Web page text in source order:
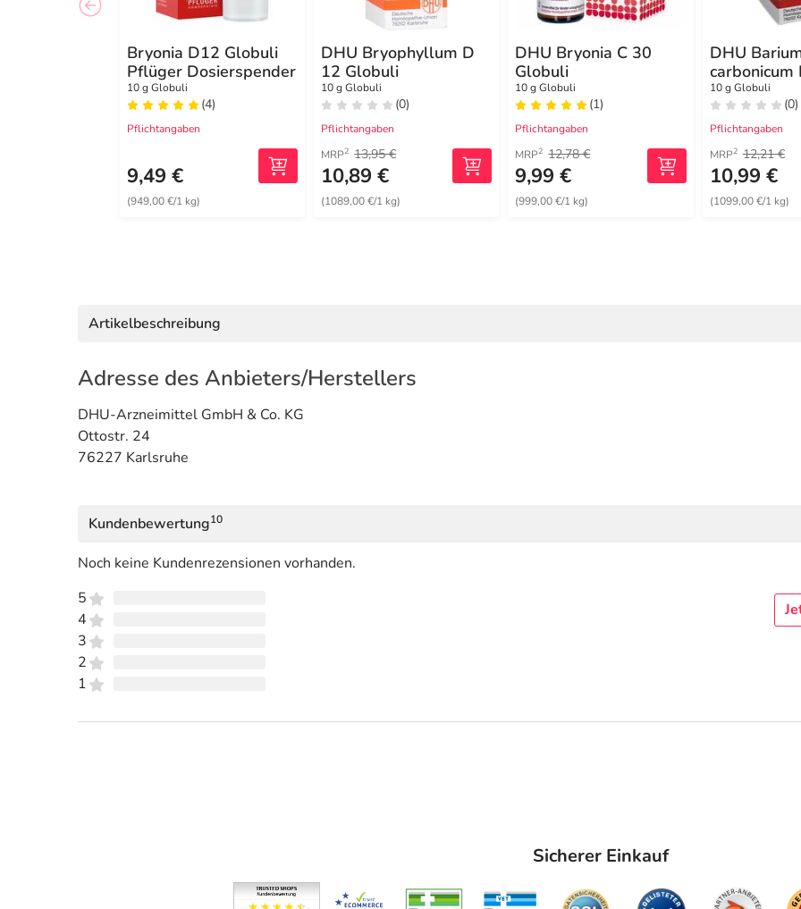
Bryonia D12 Globuli
Pflüger Dosierspender
10 g Globuli
(4)
Pflichtangaben
9,49 €
(949,00 €/1 kg)
DHU Bryophyllum D
12 Globuli
10 g Globuli
(0)
Pflichtangaben
MRP2 13,95 €
10,89 €
(1089,00 €/1 kg)
DHU Bryonia C 30
Globuli
10 g Globuli
(1)
Pflichtangaben
MRP2 12,78 €
9,99 €
(999,00 €/1 kg)
DHU
carbonicum
Globuli
10 g Globuli
(0)
Pflichtangaben
MRP2 12,21 €
10,99 €
(1099,00 €/1 kg)
Artikelbeschreibung
Adresse des Anbieters/Herstellers
DHU-Arzneimittel GmbH & Co. KG
Ottostr. 24
76227 Karlsruhe
Kundenbewertung10
Noch keine Kundenrezensionen vorhanden.
5
4
3
2
1
Sicherer Einkauf